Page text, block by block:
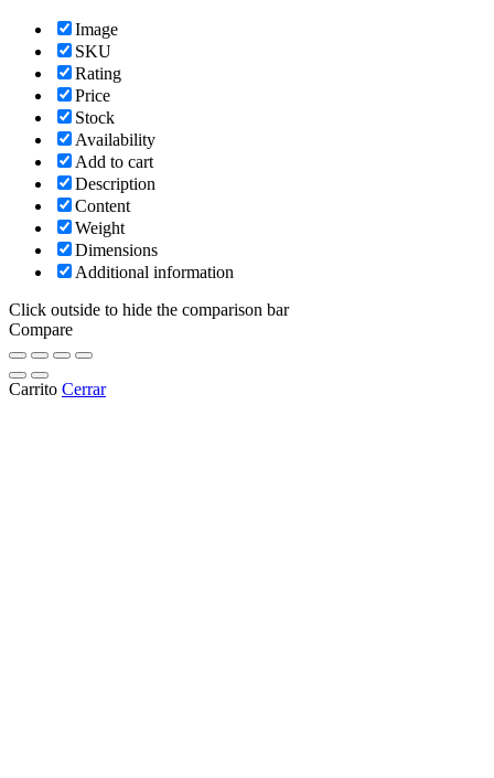
Image
SKU
Rating
Price
Stock
Availability
Add to cart
Description
Content
Weight
Dimensions
Additional information
Click outside to hide the comparison bar
Compare
Carrito Cerrar